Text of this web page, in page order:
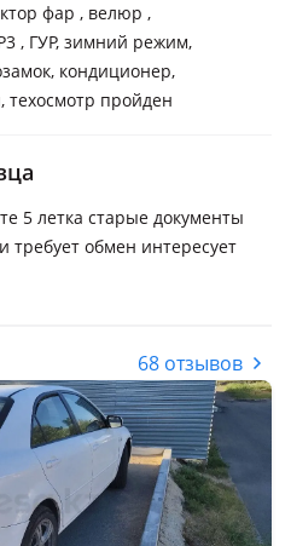
фар , велюр ,
, ГУР, зимний режим,
кондиционер,
техосмотр пройден
5 летка старые документы
требует обмен интересует
68 отзывов